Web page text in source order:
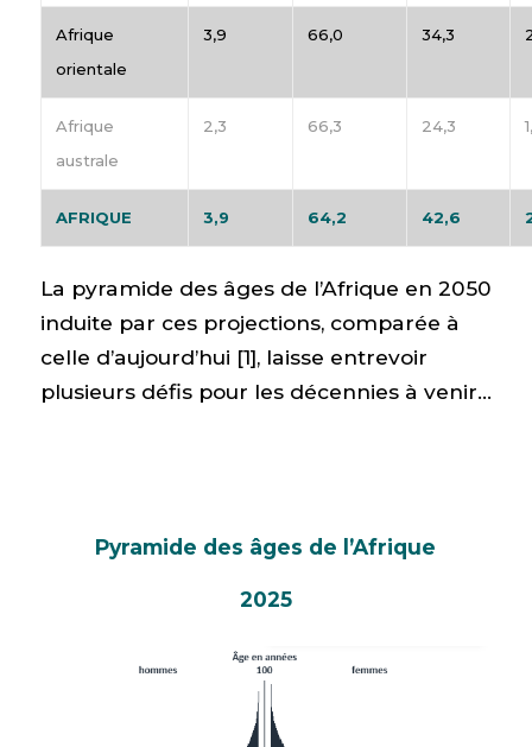
Afrique
orientale
3,9 66,0 34,3
Afrique
australe
2,3 66,3 24,3
AFRIQUE 3,9 64,2 42,6
La pyramide des âges de l’Afrique en 2050
induite par ces projections, comparée à
celle d’aujourd’hui [1], laisse entrevoir
plusieurs défis pour les décennies à venir…
Pyramide des âges de l’Afrique
2025